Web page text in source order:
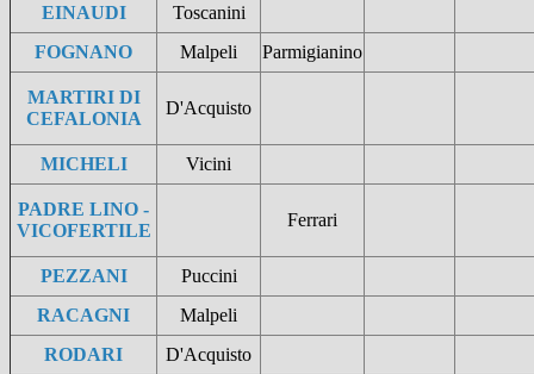
EINAUDI
Toscanini
FOGNANO
Malpeli Parmigianino
MARTIRI DI
CEFALONIA
D'Acquisto
MICHELI Vicini
PADRE LINO -
VICOFERTILE
Ferrari
PEZZANI
Puccini
RACAGNI
Malpeli
RODARI
D'Acquisto